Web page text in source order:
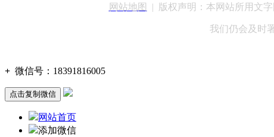
网站地图 | 版权声明：本网站所用文
我们仍会及时
+ 微信号： 18391816005
点击复制微信
网站首页
添加微信